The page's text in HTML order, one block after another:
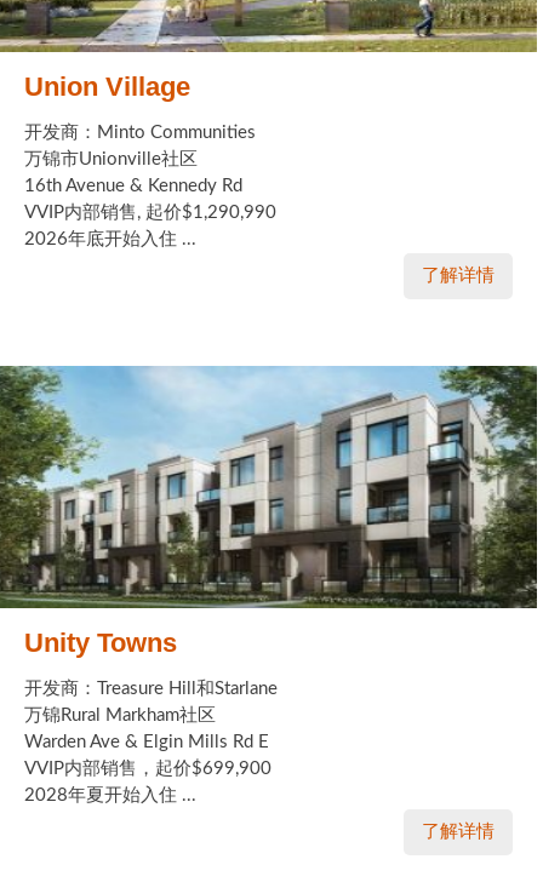
Union Village
开发商：Minto Communities
万锦市Unionville社区
16th Avenue & Kennedy Rd
VVIP内部销售, 起价$1,290,990
2026年底开始入住 ...
了解详情
Unity Towns
开发商：Treasure Hill和Starlane
万锦Rural Markham社区
Warden Ave & Elgin Mills Rd E
VVIP内部销售，起价$699,900
2028年夏开始入住 ...
了解详情